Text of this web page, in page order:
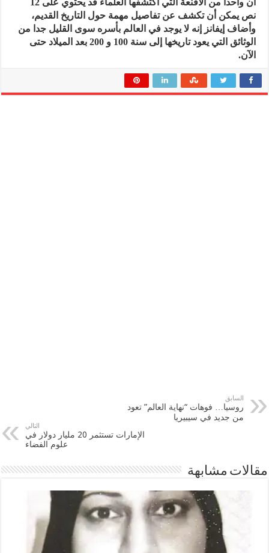
أن واحدا من الأقنعة التي اكتشفها العلماء قد يحتوي على 12
نص يمكن أن تكشف عن تفاصيل مهمة حول التاريخ القديم،
وأضاف إيفانز إنه لا يوجد في العالم بأسره سوى القليل جدا من
الوثائق التي يعود تاريخها إلى سنة 100 و 200 بعد الميلاد حتى
الآن.
السابق
روسيا… فوهات “نهاية العالم” تعود
من جديد في سيبيريا
التالي
الإمارات تستثمر 20 مليار دولار في
علوم الفضاء
مقالات مشابهة